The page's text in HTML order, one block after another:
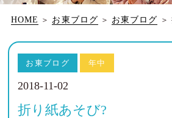
HOME ＞ お東ブログ ＞ お東ブログ ＞
お東ブログ 年中
2018-11-02
折り紙あそび?